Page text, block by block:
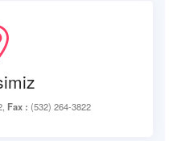
Fax : (532) 264-3822